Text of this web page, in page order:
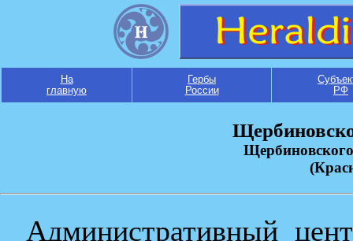
На
главную
Гербы
России
РФ
Административный